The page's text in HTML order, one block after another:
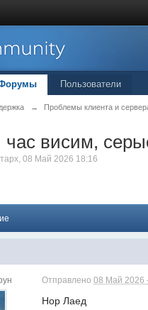
Пользователи
→ Проблемы клиента и
час висим,
, 08 Май 2026 18:16
Отправлено08 Май 2026
Нор Лаед